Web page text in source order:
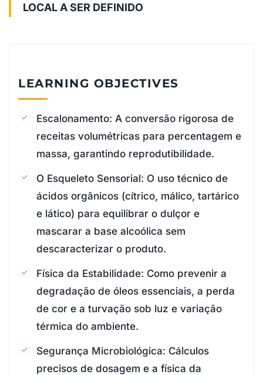
LOCAL A SER DEFINIDO
LEARNING OBJECTIVES
Escalonamento: A conversão rigorosa de
receitas volumétricas para percentagem e
massa, garantindo reprodutibilidade.
O Esqueleto Sensorial: O uso técnico de
ácidos orgânicos (cítrico, málico, tartárico
e lático) para equilibrar o dulçor e
mascarar a base alcoólica sem
descaracterizar o produto.
Física da Estabilidade: Como prevenir a
degradação de óleos essenciais, a perda
de cor e a turvação sob luz e variação
térmica do ambiente.
Segurança Microbiológica: Cálculos
precisos de dosagem e a física da